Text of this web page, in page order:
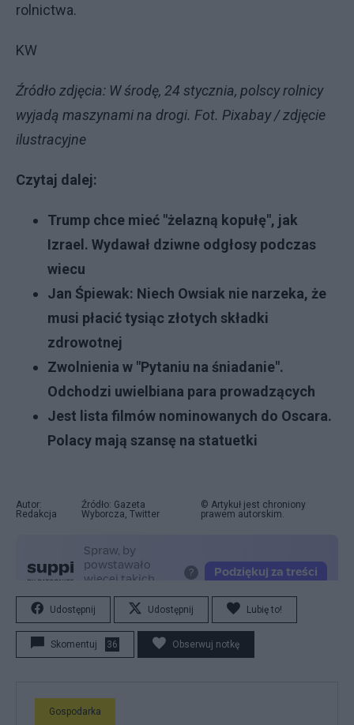
rolnictwa.
KW
Źródło zdjęcia: W środę, 24 stycznia, polscy rolnicy
wyjadą maszynami na drogi. Fot. Pixabay / zdjęcie
ilustracyjne
Czytaj dalej:
Trump chce mieć "żelazną kopułę", jak
Izrael. Wydawał dziwne odgłosy podczas
wiecu
Jan Śpiewak: Niech Owsiak nie narzeka, że
musi płacić tysiąc złotych składki
zdrowotnej
Zwolnienia w "Pytaniu na śniadanie".
Odchodzi uwielbiana para prowadzących
Jest lista filmów nominowanych do Oscara.
Polacy mają szansę na statuetki
Autor:
Redakcja
Źródło: Gazeta
Wyborcza, Twitter
© Artykuł jest chroniony
prawem autorskim.
Udostępnij Udostępnij Lubię to!
Skomentuj 36 Obserwuj notkę
Gospodarka